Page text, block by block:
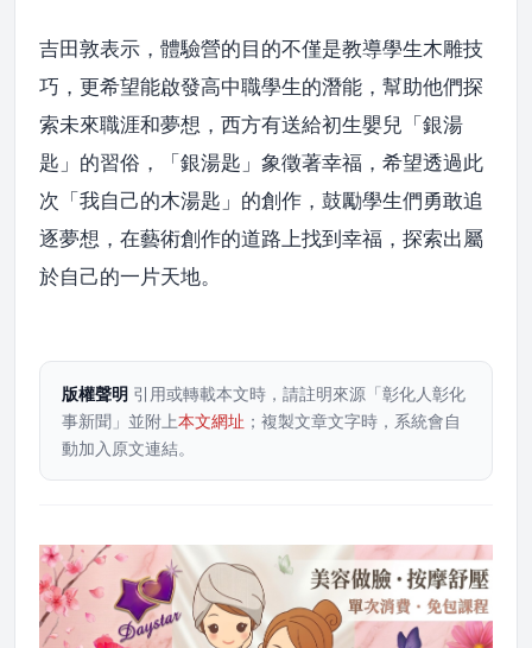
吉田敦表示，體驗營的目的不僅是教導學生木雕技
巧，更希望能啟發高中職學生的潛能，幫助他們探
索未來職涯和夢想，西方有送給初生嬰兒「銀湯
匙」的習俗，「銀湯匙」象徵著幸福，希望透過此
次「我自己的木湯匙」的創作，鼓勵學生們勇敢追
逐夢想，在藝術創作的道路上找到幸福，探索出屬
於自己的一片天地。
版權聲明 引用或轉載本文時，請註明來源「彰化人彰化
事新聞」並附上本文網址 ；複製文章文字時，系統會自
動加入原文連結。